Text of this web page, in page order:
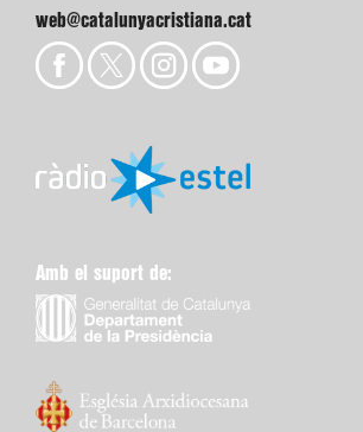
web@catalunyacristiana.cat
Amb el suport de: